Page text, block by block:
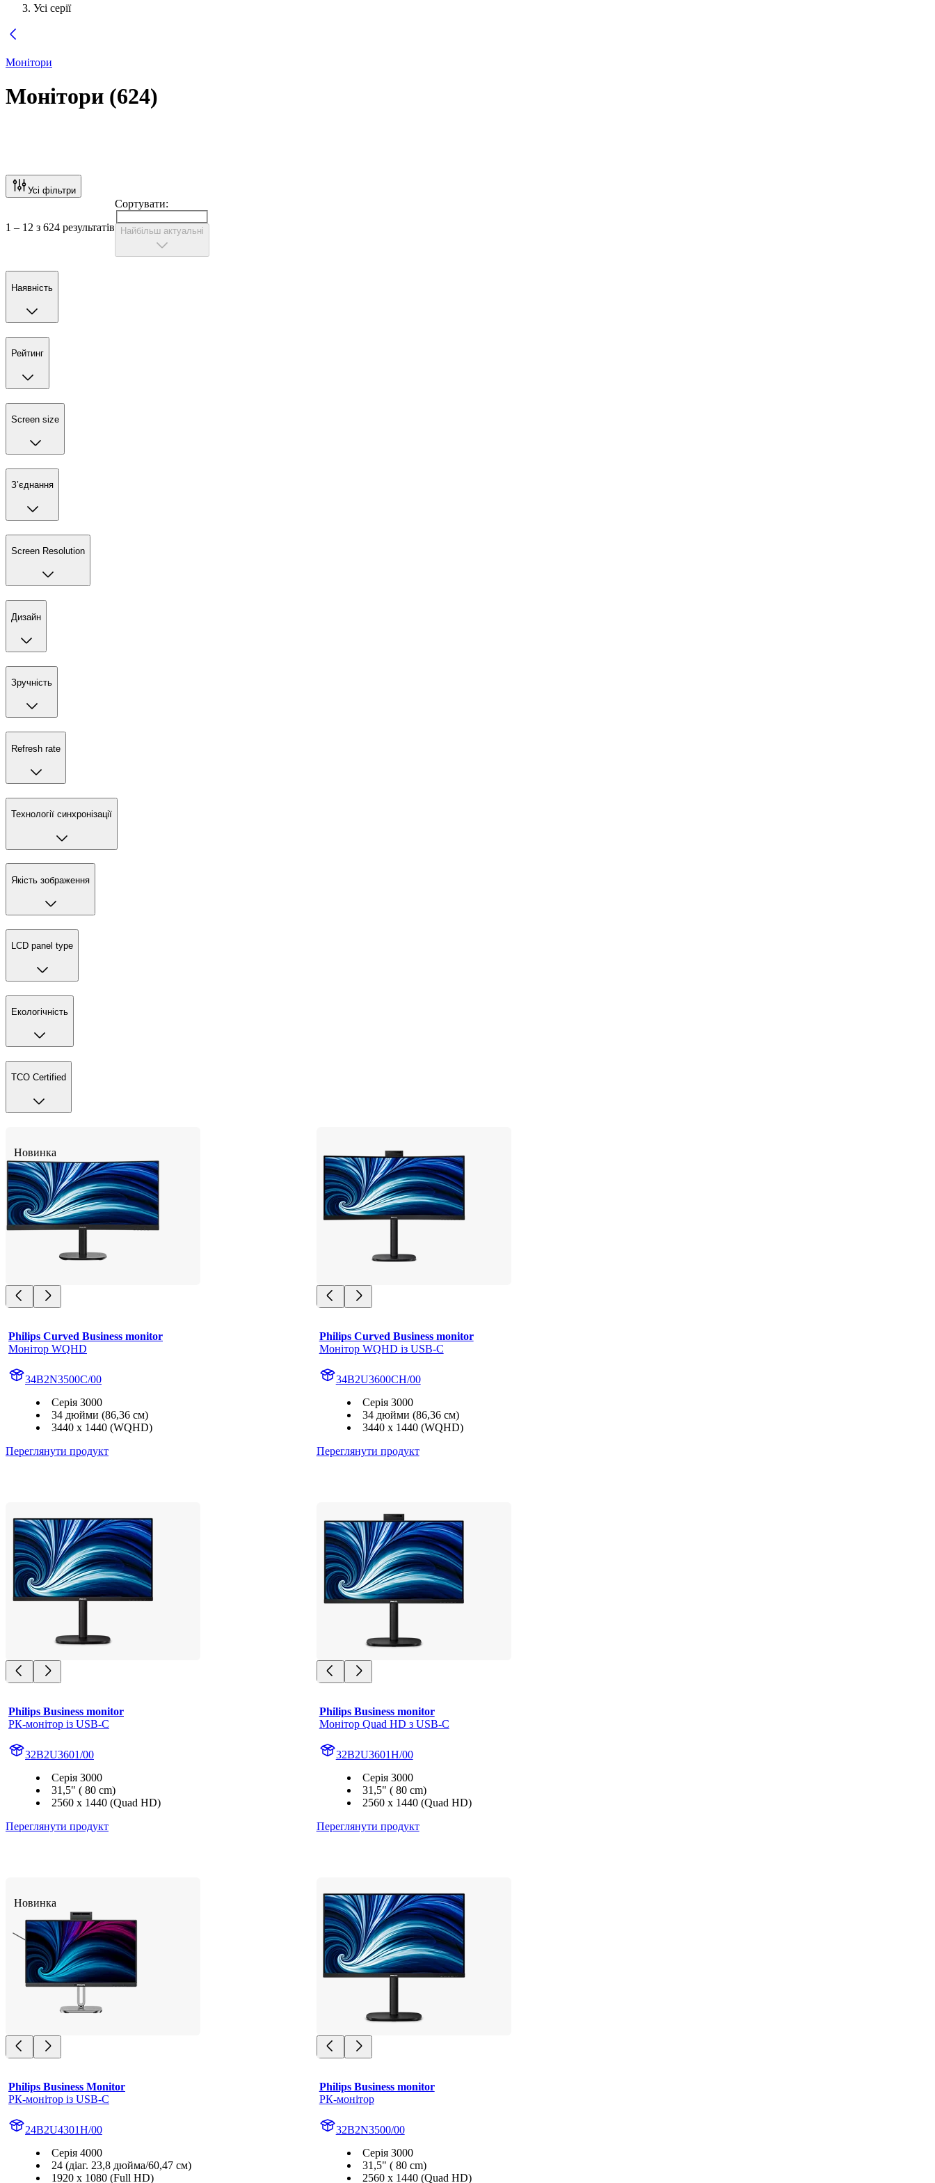
Усі серії
Монітори
Монітори (624)
Усі фільтри
1 – 12 з 624 результатів
Сортувати:
Найбільш актуальні
Наявність
Рейтинг
Screen size
З’єднання
Screen Resolution
Дизайн
Зручність
Refresh rate
Технології синхронізації
Якість зображення
LCD panel type
Екологічність
TCO Certified
Новинка
Philips Curved Business monitor
Монітор WQHD
34B2N3500C/00
Серія 3000
34 дюйми (86,36 см)
3440 x 1440 (WQHD)
Переглянути продукт
Philips Curved Business monitor
Монітор WQHD із USB-C
34B2U3600CH/00
Серія 3000
34 дюйми (86,36 см)
3440 x 1440 (WQHD)
Переглянути продукт
Philips Business monitor
РК-монітор із USB-C
32B2U3601/00
Серія 3000
31,5" ( 80 cm)
2560 x 1440 (Quad HD)
Переглянути продукт
Philips Business monitor
Монітор Quad HD з USB-C
32B2U3601H/00
Серія 3000
31,5" ( 80 cm)
2560 x 1440 (Quad HD)
Переглянути продукт
Новинка
Philips Business Monitor
РК-монітор із USB-C
24B2U4301H/00
Серія 4000
24 (діаг. 23,8 дюйма/60,47 см)
1920 x 1080 (Full HD)
Philips Business monitor
РК-монітор
32B2N3500/00
Серія 3000
31,5" ( 80 cm)
2560 x 1440 (Quad HD)